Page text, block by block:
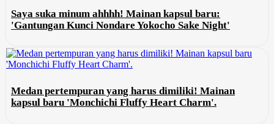
Saya suka minum ahhhh! Mainan kapsul baru:
'Gantungan Kunci Nondare Yokocho Sake Night'
Medan pertempuran yang harus dimiliki! Mainan
kapsul baru 'Monchichi Fluffy Heart Charm'.